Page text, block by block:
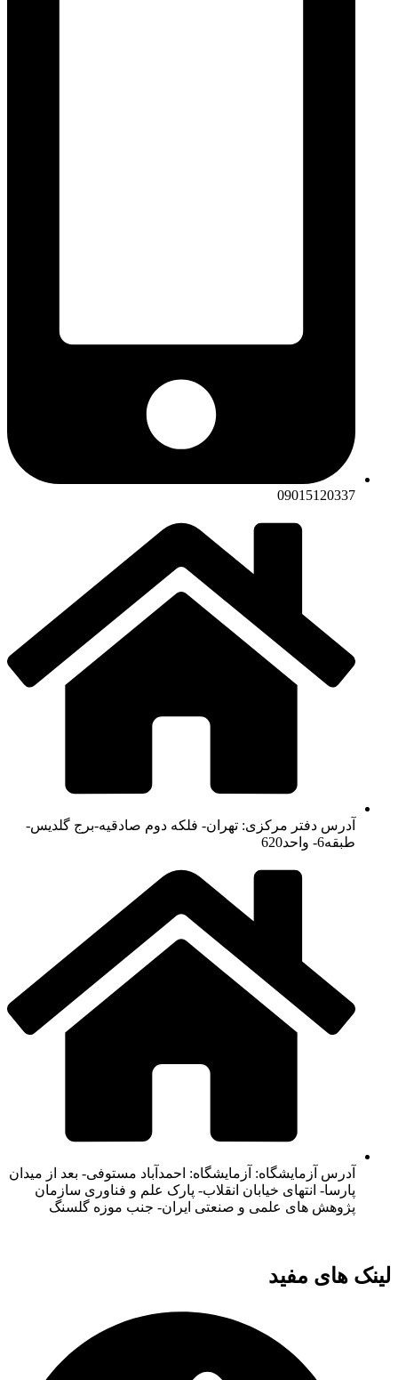
09015120337
آدرس دفتر مرکزی: تهران- فلکه دوم صادقیه-برج گلدیس-
طبقه6- واحد620
آدرس آزمایشگاه: آزمایشگاه: احمدآباد مستوفی- بعد از میدان
پارسا- انتهای خیابان انقلاب- پارک علم و فناوری سازمان
پژوهش های علمی و صنعتی ایران- جنب موزه گلسنگ
لینک های مفید